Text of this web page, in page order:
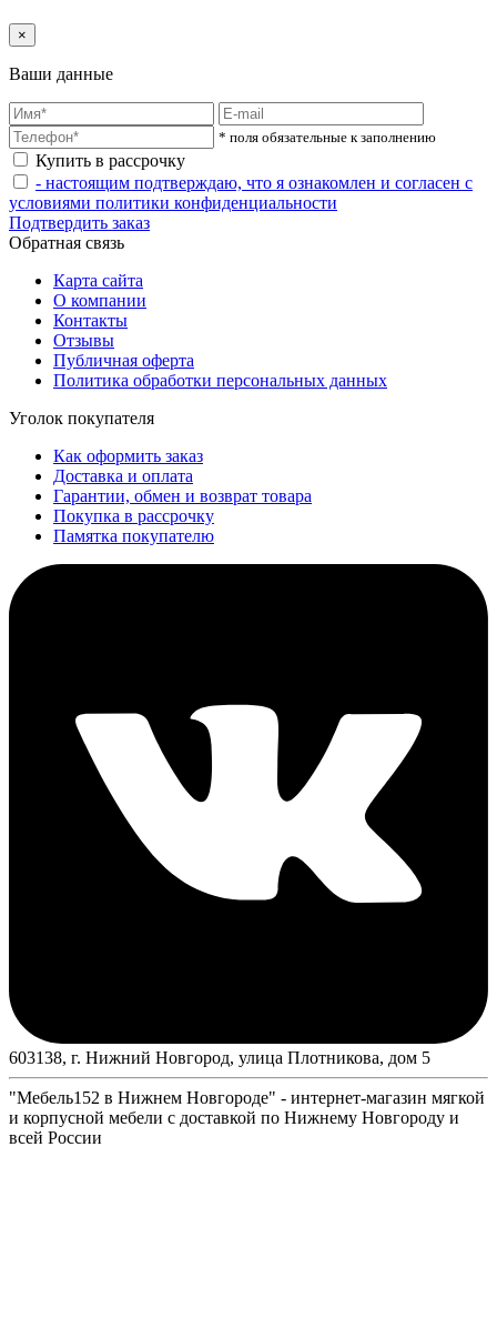
×
Ваши данные
* поля обязательные к заполнению
Купить в рассрочку
- настоящим подтверждаю, что я ознакомлен и согласен с
условиями политики конфиденциальности
Подтвердить заказ
Обратная связь
Карта сайта
О компании
Контакты
Отзывы
Публичная оферта
Политика обработки персональных данных
Уголок покупателя
Как оформить заказ
Доставка и оплата
Гарантии, обмен и возврат товара
Покупка в рассрочку
Памятка покупателю
603138, г. Нижний Новгород, улица Плотникова, дом 5
"Мебель152 в Нижнем Новгороде" - интернет-магазин мягкой
и корпусной мебели с доставкой по Нижнему Новгороду и
всей России